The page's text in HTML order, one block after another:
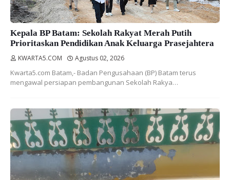
Kepala BP Batam: Sekolah Rakyat Merah Putih
Prioritaskan Pendidikan Anak Keluarga Prasejahtera
KWARTA5.COM Agustus 02, 2026
Kwarta5.com Batam,- Badan Pengusahaan (BP) Batam terus
mengawal persiapan pembangunan Sekolah Rakya…